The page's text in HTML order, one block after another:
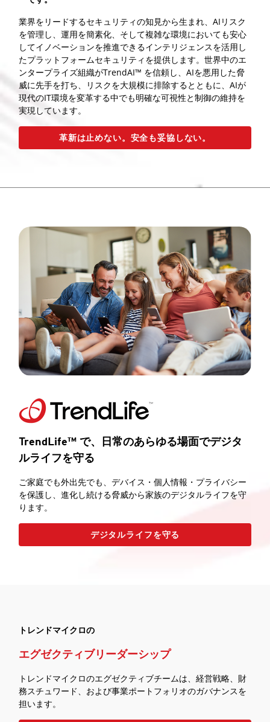
業界をリードするセキュリティの知見から生まれ、AIリスク
を管理し、運用を簡素化、そして複雑な環境においても安心
してイノベーションを推進できるインテリジェンスを活用し
たプラットフォームセキュリティを提供します。世界中のエ
ンタープライズ組織がTrendAI™ を信頼し、AIを悪用した脅
威に先手を打ち、リスクを大規模に排除するとともに、AIが
現代のIT環境を変革する中でも明確な可視性と制御の維持を
実現しています。
革新は止めない。安全も妥協しない。
TrendLife™ で、日常のあらゆる場面でデジタ
ルライフを守る
ご家庭でも外出先でも、デバイス・個人情報・プライバシー
を保護し、進化し続ける脅威から家族のデジタルライフを守
ります。
デジタルライフを守る
トレンドマイクロの
エグゼクティブリーダーシップ
トレンドマイクロのエグゼクティブチームは、経営戦略、財
務スチュワード、および事業ポートフォリオのガバナンスを
担います。